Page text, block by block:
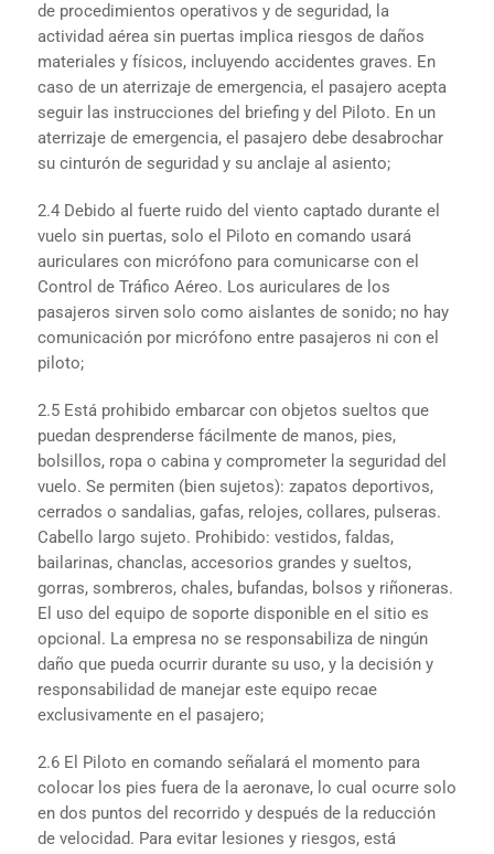
de procedimientos operativos y de seguridad, la
actividad aérea sin puertas implica riesgos de daños
materiales y físicos, incluyendo accidentes graves. En
caso de un aterrizaje de emergencia, el pasajero acepta
seguir las instrucciones del briefing y del Piloto. En un
aterrizaje de emergencia, el pasajero debe desabrochar
su cinturón de seguridad y su anclaje al asiento;
2.4 Debido al fuerte ruido del viento captado durante el
vuelo sin puertas, solo el Piloto en comando usará
auriculares con micrófono para comunicarse con el
Control de Tráfico Aéreo. Los auriculares de los
pasajeros sirven solo como aislantes de sonido; no hay
comunicación por micrófono entre pasajeros ni con el
piloto;
2.5 Está prohibido embarcar con objetos sueltos que
puedan desprenderse fácilmente de manos, pies,
bolsillos, ropa o cabina y comprometer la seguridad del
vuelo. Se permiten (bien sujetos): zapatos deportivos,
cerrados o sandalias, gafas, relojes, collares, pulseras.
Cabello largo sujeto. Prohibido: vestidos, faldas,
bailarinas, chanclas, accesorios grandes y sueltos,
gorras, sombreros, chales, bufandas, bolsos y riñoneras.
El uso del equipo de soporte disponible en el sitio es
opcional. La empresa no se responsabiliza de ningún
daño que pueda ocurrir durante su uso, y la decisión y
responsabilidad de manejar este equipo recae
exclusivamente en el pasajero;
2.6 El Piloto en comando señalará el momento para
colocar los pies fuera de la aeronave, lo cual ocurre solo
en dos puntos del recorrido y después de la reducción
de velocidad. Para evitar lesiones y riesgos, está